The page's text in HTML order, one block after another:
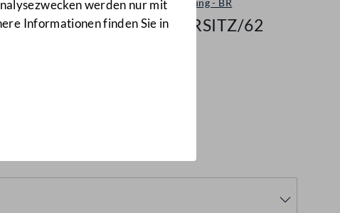
werden nur mit
Informationen finden Sie in
Plenarsitzung - BR
192/BRSITZ/62